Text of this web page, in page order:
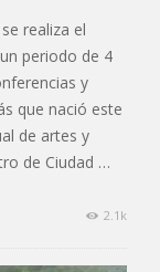
realiza el
periodo de 4
y
que nació este
de artes y
de Ciudad …
2.1k